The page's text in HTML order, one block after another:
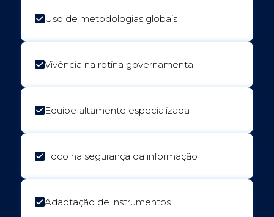
Uso de metodologias globais
Vivência na rotina governamental
Equipe altamente especializada
Foco na segurança da informação
Adaptação de instrumentos